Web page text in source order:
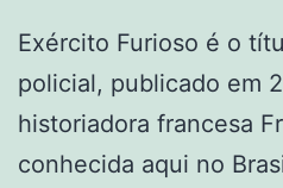
Exército Furioso é o
policial, publicado em
historiadora francesa
conhecida aqui no